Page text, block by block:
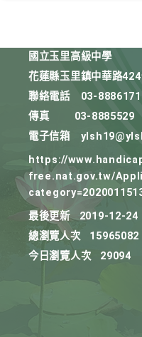
國立玉里高級中學
花蓮縣玉里鎮中華路
聯絡電話
03-
傳真
03-8885529
電子信箱
https://
free.nat.gov.tw/
最後更新
2019-12-24
總瀏覽人次
15965082
今日瀏覽人次
29094